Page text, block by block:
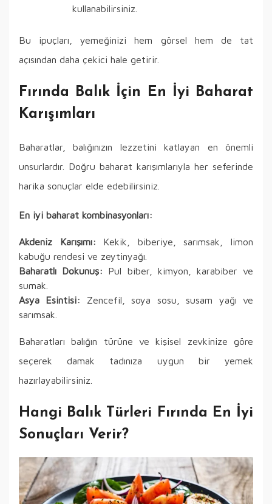
kullanabilirsiniz.
Bu ipuçları, yemeğinizi hem görsel hem de tat
açısından daha çekici hale getirir.
Fırında Balık İçin En İyi Baharat
Karışımları
Baharatlar, balığınızın lezzetini katlayan en önemli
unsurlardır. Doğru baharat karışımlarıyla her seferinde
harika sonuçlar elde edebilirsiniz.
En iyi baharat kombinasyonları:
Akdeniz Karışımı: Kekik, biberiye, sarımsak, limon
kabuğu rendesi ve zeytinyağı.
Baharatlı Dokunuş: Pul biber, kimyon, karabiber ve
sumak.
Asya Esintisi: Zencefil, soya sosu, susam yağı ve
sarımsak.
Baharatları balığın türüne ve kişisel zevkinize göre
seçerek damak tadınıza uygun bir yemek
hazırlayabilirsiniz.
Hangi Balık Türleri Fırında En İyi
Sonuçları Verir?